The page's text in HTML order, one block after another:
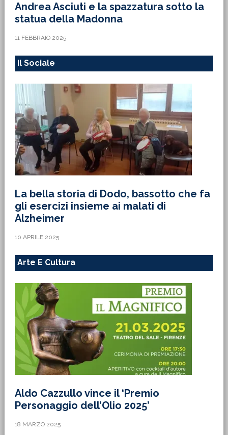
Andrea Asciuti e la spazzatura sotto la
statua della Madonna
11 FEBBRAIO 2025
Il Sociale
La bella storia di Dodo, bassotto che fa
gli esercizi insieme ai malati di
Alzheimer
10 APRILE 2025
Arte E Cultura
Aldo Cazzullo vince il ‘Premio
Personaggio dell’Olio 2025’
18 MARZO 2025